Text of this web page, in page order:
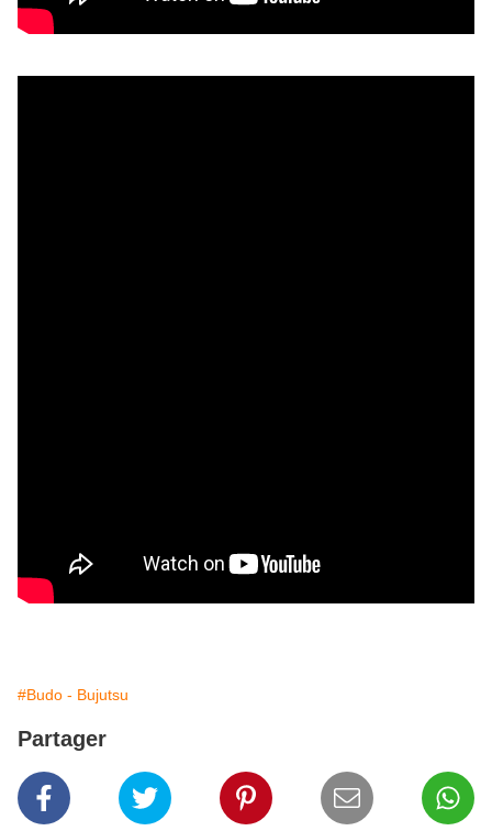
#Budo - Bujutsu
Partager